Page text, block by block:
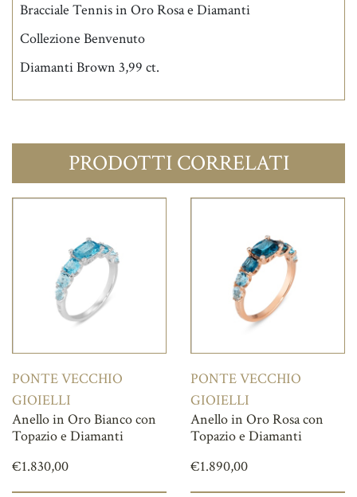
Bracciale Tennis in Oro Rosa e Diamanti
Collezione Benvenuto
Diamanti Brown 3,99 ct.
PRODOTTI CORRELATI
PONTE VECCHIO
GIOIELLI
Anello in Oro Bianco con
Topazio e Diamanti
€1.830,00
PONTE VECCHIO
GIOIELLI
Anello in Oro Rosa con
Topazio e Diamanti
€1.890,00